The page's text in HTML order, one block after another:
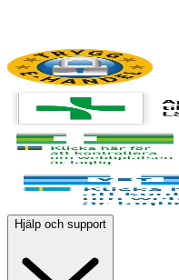
Hjälp och support